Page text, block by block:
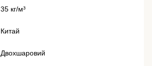
35 кг/м³
Китай
Двохшаровий